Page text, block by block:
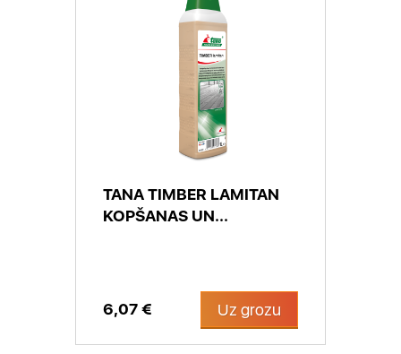
TANA TIMBER LAMITAN
KOPŠANAS UN...
6,07 € Uz grozu